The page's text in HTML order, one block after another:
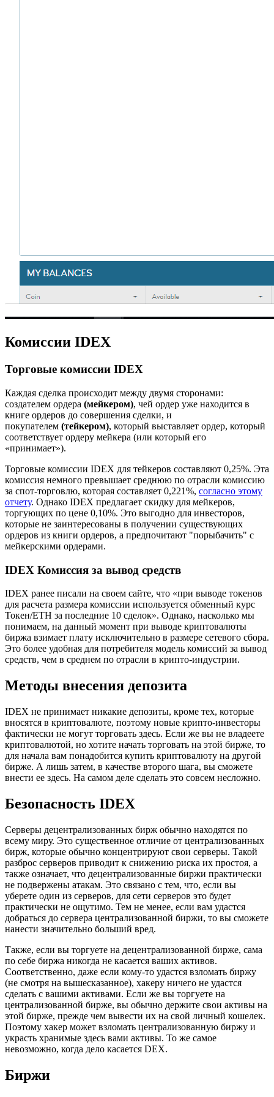
Комиссии IDEX
Торговые комиссии IDEX
Каждая сделка происходит между двумя сторонами:
создателем ордера (мейкером), чей ордер уже находится в
книге ордеров до совершения сделки, и
покупателем (тейкером), который выставляет ордер, который
соответствует ордеру мейкера (или который его
«принимает»).
Торговые комиссии IDEX для тейкеров составляют 0,25%. Эта
комиссия немного превышает среднюю по отрасли комиссию
за спот-торговлю, которая составляет 0,221%, согласно этому
отчету. Однако IDEX предлагает скидку для мейкеров,
торгующих по цене 0,10%. Это выгодно для инвесторов,
которые не заинтересованы в получении существующих
ордеров из книги ордеров, а предпочитают "порыбачить" с
мейкерскими ордерами.
IDEX Комиссия за вывод средств
IDEX ранее писали на своем сайте, что «при выводе токенов
для расчета размера комиссии используется обменный курс
Токен/ETH за последние 10 сделок». Однако, насколько мы
понимаем, на данный момент при выводе криптовалюты
биржа взимает плату исключительно в размере сетевого сбора.
Это более удобная для потребителя модель комиссий за вывод
средств, чем в среднем по отрасли в крипто-индустрии.
Методы внесения депозита
IDEX не принимает никакие депозиты, кроме тех, которые
вносятся в криптовалюте, поэтому новые крипто-инвесторы
фактически не могут торговать здесь. Если же вы не владеете
криптовалютой, но хотите начать торговать на этой бирже, то
для начала вам понадобится купить криптовалюту на другой
бирже. А лишь затем, в качестве второго шага, вы сможете
внести ее здесь. На самом деле сделать это совсем несложно.
Безопасность IDEX
Серверы децентрализованных бирж обычно находятся по
всему миру. Это существенное отличие от централизованных
бирж, которые обычно концентрируют свои серверы. Такой
разброс серверов приводит к снижению риска их простоя, а
также означает, что децентрализованные биржи практически
не подвержены атакам. Это связано с тем, что, если вы
уберете один из серверов, для сети серверов это будет
практически не ощутимо. Тем не менее, если вам удастся
добраться до сервера централизованной биржи, то вы сможете
нанести значительно больший вред.
Также, если вы торгуете на децентрализованной бирже, сама
по себе биржа никогда не касается ваших активов.
Соответственно, даже если кому-то удастся взломать биржу
(не смотря на вышесказанное), хакеру ничего не удастся
сделать с вашими активами. Если же вы торгуете на
централизованной бирже, вы обычно держите свои активы на
этой бирже, прежде чем вывести их на свой личный кошелек.
Поэтому хакер может взломать централизованную биржу и
украсть хранимые здесь вами активы. То же самое
невозможно, когда дело касается DEX.
Биржи